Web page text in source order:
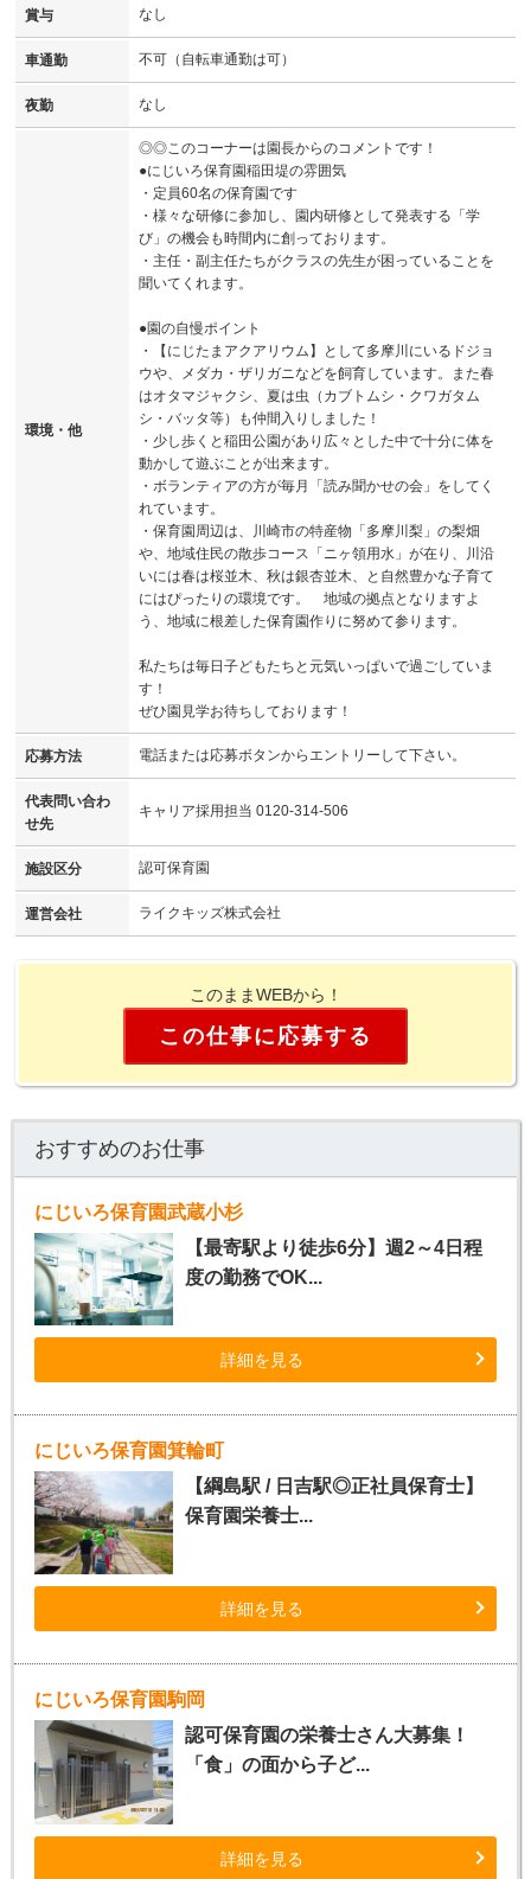
賞与 なし
車通勤 不可（自転車通勤は可）
夜勤 なし
環境・他
◎◎このコーナーは園長からのコメントです！
●にじいろ保育園稲田堤の雰囲気
・定員60名の保育園です
・様々な研修に参加し、園内研修として発表する「学
び」の機会も時間内に創っております。
・主任・副主任たちがクラスの先生が困っていることを
聞いてくれます。
●園の自慢ポイント
・【にじたまアクアリウム】として多摩川にいるドジョ
ウや、メダカ・ザリガニなどを飼育しています。また春
はオタマジャクシ、夏は虫（カブトムシ・クワガタム
シ・バッタ等）も仲間入りしました！
・少し歩くと稲田公園があり広々とした中で十分に体を
動かして遊ぶことが出来ます。
・ボランティアの方が毎月「読み聞かせの会」をしてく
れています。
・保育園周辺は、川崎市の特産物「多摩川梨」の梨畑
や、地域住民の散歩コース「ニヶ領用水」が在り、川沿
いには春は桜並木、秋は銀杏並木、と自然豊かな子育て
にはぴったりの環境です。 地域の拠点となりますよ
う、地域に根差した保育園作りに努めて参ります。
私たちは毎日子どもたちと元気いっぱいで過ごしていま
す！
ぜひ園見学お待ちしております！
応募方法 電話または応募ボタンからエントリーして下さい。
代表問い合わ
せ先
キャリア採用担当 0120-314-506
施設区分 認可保育園
運営会社 ライクキッズ株式会社
このままWEBから！
この仕事に応募する
おすすめのお仕事
にじいろ保育園武蔵小杉
【最寄駅より徒歩6分】週2～4日程
度の勤務でOK...
詳細を見る
にじいろ保育園箕輪町
【綱島駅 / 日吉駅◎正社員保育士】
保育園栄養士...
詳細を見る
にじいろ保育園駒岡
認可保育園の栄養士さん大募集！
「食」の面から子ど...
詳細を見る